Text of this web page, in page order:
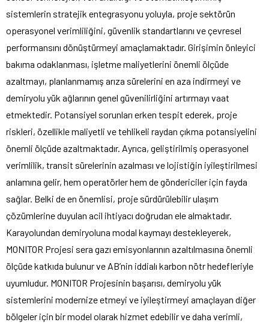
sistemlerin stratejik entegrasyonu yoluyla, proje sektörün
operasyonel verimliliğini, güvenlik standartlarını ve çevresel
performansını dönüştürmeyi amaçlamaktadır. Girişimin önleyici
bakıma odaklanması, işletme maliyetlerini önemli ölçüde
azaltmayı, planlanmamış arıza sürelerini en aza indirmeyi ve
demiryolu yük ağlarının genel güvenilirliğini artırmayı vaat
etmektedir. Potansiyel sorunları erken tespit ederek, proje
riskleri, özellikle maliyetli ve tehlikeli raydan çıkma potansiyelini
önemli ölçüde azaltmaktadır. Ayrıca, geliştirilmiş operasyonel
verimlilik, transit sürelerinin azalması ve lojistiğin iyileştirilmesi
anlamına gelir, hem operatörler hem de göndericiler için fayda
sağlar. Belki de en önemlisi, proje sürdürülebilir ulaşım
çözümlerine duyulan acil ihtiyacı doğrudan ele almaktadır.
Karayolundan demiryoluna modal kaymayı destekleyerek,
MONITOR Projesi sera gazı emisyonlarının azaltılmasına önemli
ölçüde katkıda bulunur ve AB’nin iddialı karbon nötr hedefleriyle
uyumludur. MONITOR Projesinin başarısı, demiryolu yük
sistemlerini modernize etmeyi ve iyileştirmeyi amaçlayan diğer
bölgeler için bir model olarak hizmet edebilir ve daha verimli,